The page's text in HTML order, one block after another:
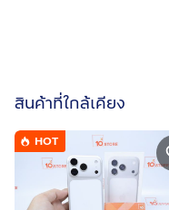
สินค้าที่ใกล้เคียง
HOT